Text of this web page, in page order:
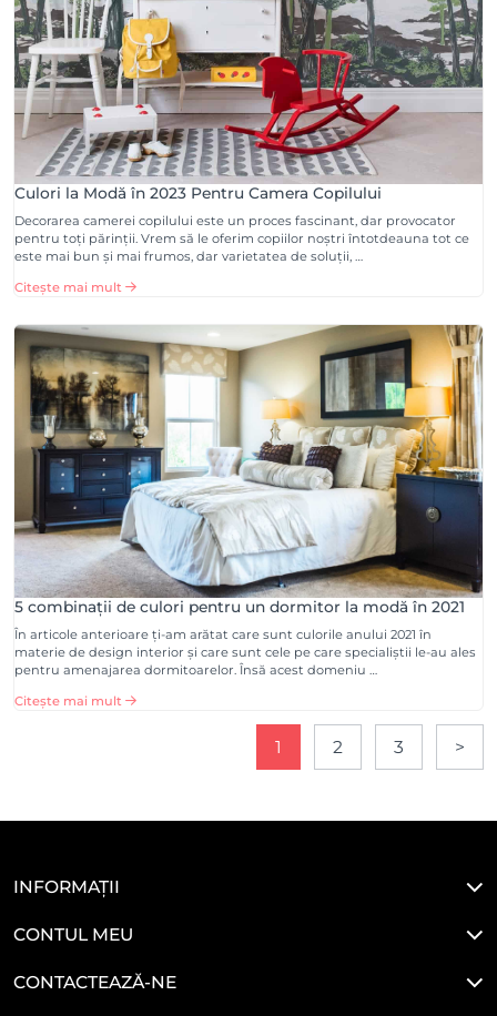
Culori la Modă în 2023 Pentru Camera Copilului
Decorarea camerei copilului este un proces fascinant, dar provocator
pentru toți părinții. Vrem să le oferim copiilor noștri întotdeauna tot ce
este mai bun și mai frumos, dar varietatea de soluții, …
Citește mai mult
5 combinații de culori pentru un dormitor la modă în 2021
În articole anterioare ți-am arătat care sunt culorile anului 2021 în
materie de design interior și care sunt cele pe care specialiștii le-au ales
pentru amenajarea dormitoarelor. Însă acest domeniu …
Citește mai mult
1 2 3 >
INFORMAȚII
CONTUL MEU
CONTACTEAZĂ-NE